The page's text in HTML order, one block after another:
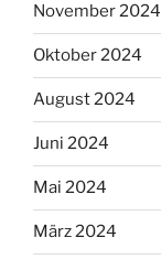
November 2024
Oktober 2024
August 2024
Juni 2024
Mai 2024
März 2024